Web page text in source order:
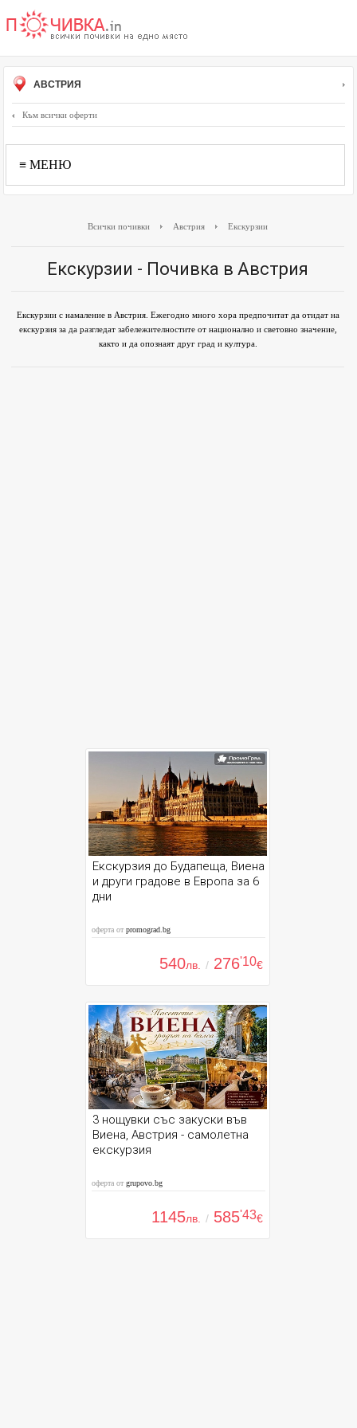
АВСТРИЯ
Към всички оферти
≡ МЕНЮ
Всички почивки Австрия Екскурзии
Екскурзии - Почивка в Австрия
Екскурзии с намаление в Австрия. Ежегодно много хора предпочитат да отидат на
екскурзия за да разгледат забележителностите от национално и световно значение,
както и да опознаят друг град и култура.
Екскурзия до Будапеща, Виена
и други градове в Европа за 6
дни
оферта отpromograd.bg
540лв. / 276'10€
3 нощувки със закуски във
Виена, Австрия - самолетна
екскурзия
оферта отgrupovo.bg
1145лв. / 585'43€